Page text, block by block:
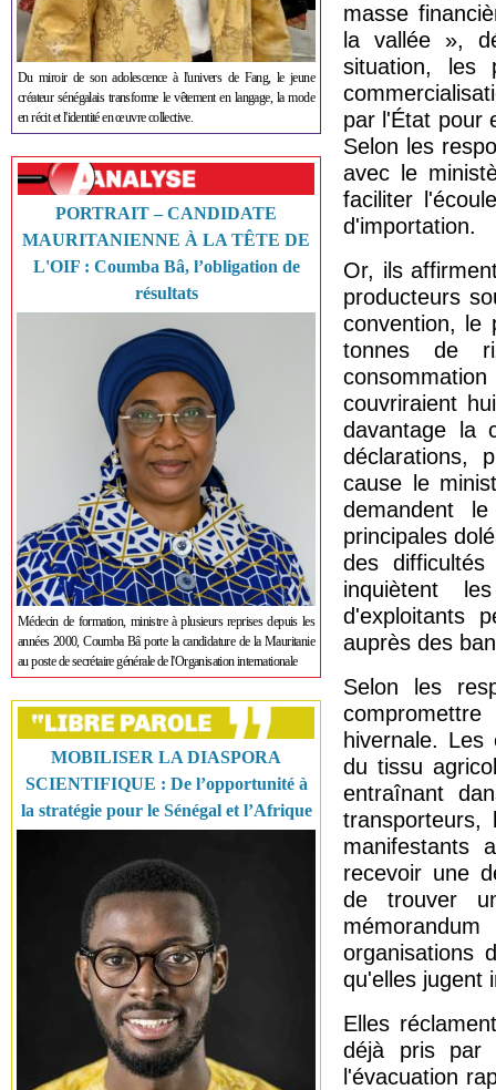
Du miroir de son adolescence à l'univers de Fang, le jeune
créateur sénégalais transforme le vêtement en langage, la mode
en récit et l'identité en œuvre collective.
PORTRAIT – CANDIDATE
MAURITANIENNE À LA TÊTE DE
L'OIF : Coumba Bâ, l’obligation de
résultats
Médecin de formation, ministre à plusieurs reprises depuis les
années 2000, Coumba Bâ porte la candidature de la Mauritanie
au poste de secrétaire générale de l'Organisation internationale
MOBILISER LA DIASPORA
SCIENTIFIQUE : De l’opportunité à
la stratégie pour le Sénégal et l’Afrique
masse
la vallée »,
situation, les
par l'État pour
Selon les
avec le
faciliter
d'importation.
Or, ils
producteurs
convention, le
tonnes de
couvriraient
davantage la
déclarations,
cause le
demandent
principales
des difficultés
inquiètent
d'exploitants
auprès des
Selon les
hivernale. Les
du tissu
entraînant
transporteurs,
manifestants
recevoir une
de trouver
organisations
qu'elles jugent
Elles
déjà pris par
l'évacuation